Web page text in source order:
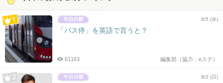
8/5 (水)
「バス停」を英語で言うと？
編集部（協力：eステ）
61163
8/2 (日)